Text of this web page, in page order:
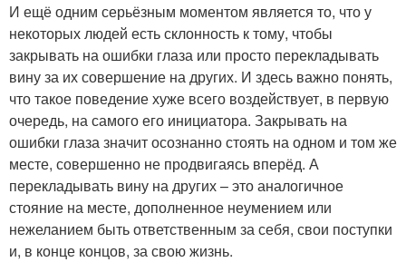
И ещё одним серьёзным моментом является то, что у
некоторых людей есть склонность к тому, чтобы
закрывать на ошибки глаза или просто перекладывать
вину за их совершение на других. И здесь важно понять,
что такое поведение хуже всего воздействует, в первую
очередь, на самого его инициатора. Закрывать на
ошибки глаза значит осознанно стоять на одном и том же
месте, совершенно не продвигаясь вперёд. А
перекладывать вину на других – это аналогичное
стояние на месте, дополненное неумением или
нежеланием быть ответственным за себя, свои поступки
и, в конце концов, за свою жизнь.